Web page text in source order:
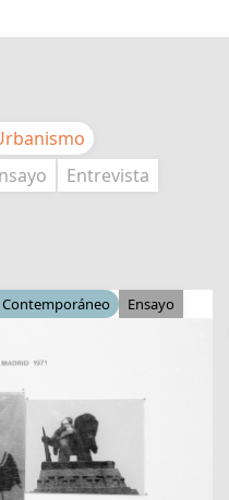
Entrevista
Ensayo